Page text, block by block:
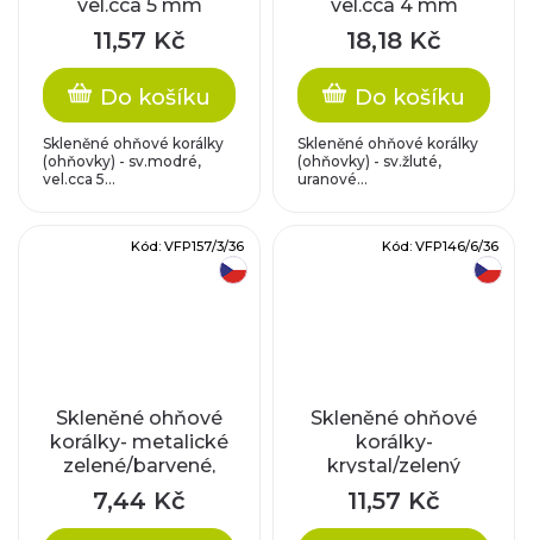
vel.cca 5 mm
11,57 Kč
Do košíku
Skleněné ohňové korálky
(ohňovky) - sv.modré,
vel.cca 5...
vel.cca 4 mm
18,18 Kč
Do košíku
Skleněné ohňové korálky
(ohňovky) - sv.žluté,
uranové...
Skleněné ohňové
korálky- metalické
zelené/barvené,
vel.cca 3 mm
7,44 Kč
Kód: VFP157/3/36
Skleněné ohňové
korálky-
krystal/zelený
pokov, vel.cca 6
mm
11,57 Kč
Kód: VFP146/6/36